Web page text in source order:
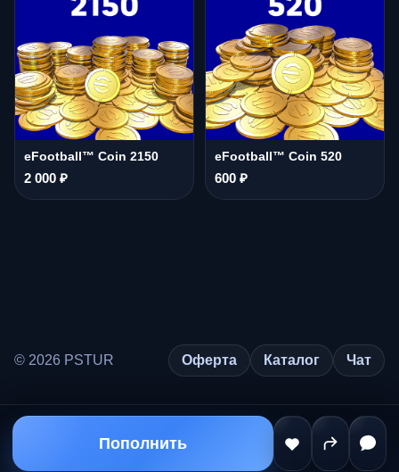
eFootball™ Coin 2150
2 000 ₽
eFootball™ Coin 520
600 ₽
Пополнить
© 2026 PSTUR Оферта Каталог Чат